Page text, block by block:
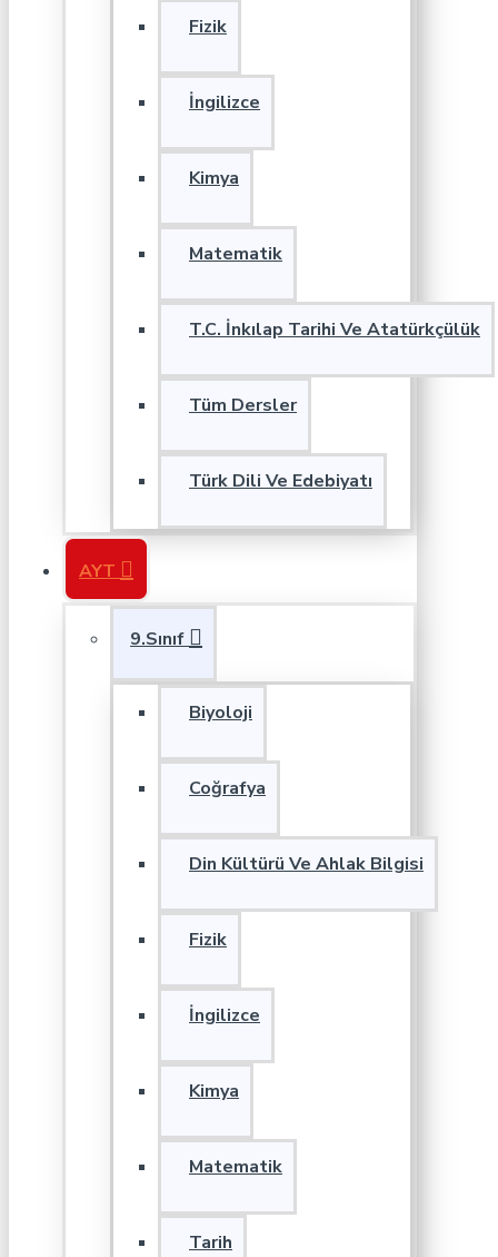
Fizik
İngilizce
Kimya
Matematik
T.C. İnkılap Tarihi Ve Atatürkçülük
Tüm Dersler
Türk Dili Ve Edebiyatı
AYT
9.Sınıf
Biyoloji
Coğrafya
Din Kültürü Ve Ahlak Bilgisi
Fizik
İngilizce
Kimya
Matematik
Tarih